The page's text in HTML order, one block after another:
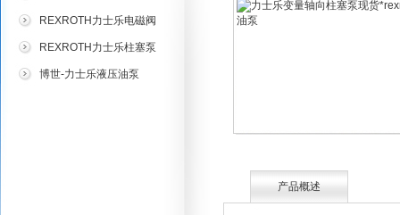
REXROTH力士乐电磁阀
REXROTH力士乐柱塞泵
博世-力士乐液压油泵
产品概述